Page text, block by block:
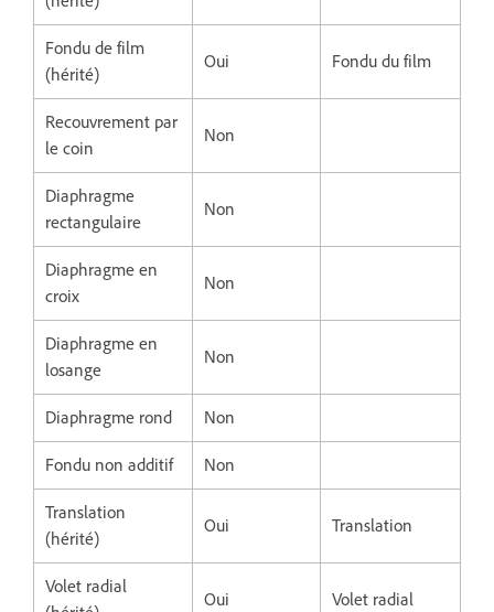
Fondu de film
(hérité)
Oui Fondu du film
Recouvrement par
le coin
Non
Diaphragme
rectangulaire
Non
Diaphragme en
croix
Non
Diaphragme en
losange
Non
Diaphragme rond Non
Fondu non additif Non
Translation
(hérité)
Oui Translation
Volet radial
Oui Volet radial